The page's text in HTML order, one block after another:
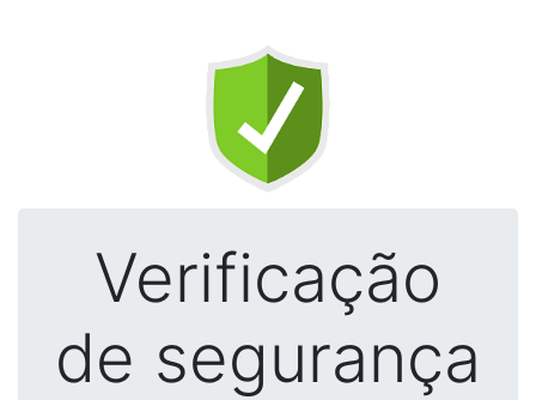
Verificação
de segurança